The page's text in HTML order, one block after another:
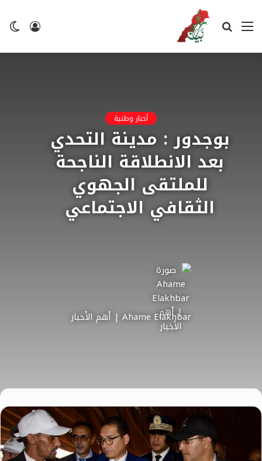
تسجيل
القائمة بحث
أخبار وطنية
بوجدور : مدينة التحدي
بعد الانطلاقة الناجحة
للملتقى الجهوي
الثقافي الاجتماعي
Ahame Elakhbar | أهم الأخبار